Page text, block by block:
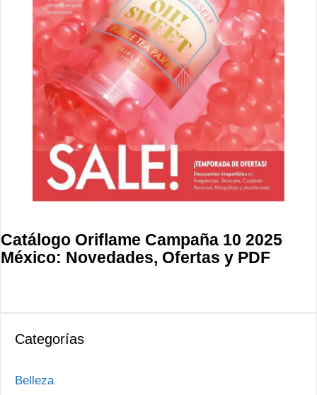
Catálogo Oriflame Campaña 10 2025
México: Novedades, Ofertas y PDF
Categorías
Belleza